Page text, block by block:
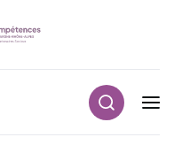
Navigation principale